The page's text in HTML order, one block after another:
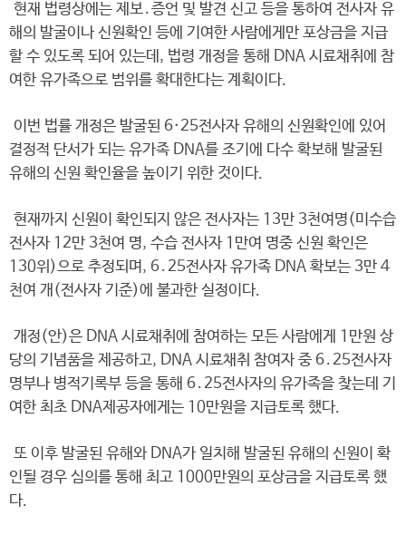
현재 법령상에는 제보․증언 및 발견 신고 등을 통하여 전사자 유
해의 발굴이나 신원확인 등에 기여한 사람에게만 포상금을 지급
할 수 있도록 되어 있는데, 법령 개정을 통해 DNA 시료채취에 참
여한 유가족으로 범위를 확대한다는 계획이다.
이번 법률 개정은 발굴된 6·25전사자 유해의 신원확인에 있어
결정적 단서가 되는 유가족 DNA를 조기에 다수 확보해 발굴된
유해의 신원 확인율을 높이기 위한 것이다.
현재까지 신원이 확인되지 않은 전사자는 13만 3천여명(미수습
전사자 12만 3천여 명, 수습 전사자 1만여 명중 신원 확인은
130위)으로 추정되며, 6․25전사자 유가족 DNA 확보는 3만 4
천여 개(전사자 기준)에 불과한 실정이다.
개정(안)은 DNA 시료채취에 참여하는 모든 사람에게 1만원 상
당의 기념품을 제공하고, DNA 시료채취 참여자 중 6․25전사자
명부나 병적기록부 등을 통해 6․25전사자의 유가족을 찾는데 기
여한 최초 DNA제공자에게는 10만원을 지급토록 했다.
또 이후 발굴된 유해와 DNA가 일치해 발굴된 유해의 신원이 확
인될 경우 심의를 통해 최고 1000만원의 포상금을 지급토록 했
다.